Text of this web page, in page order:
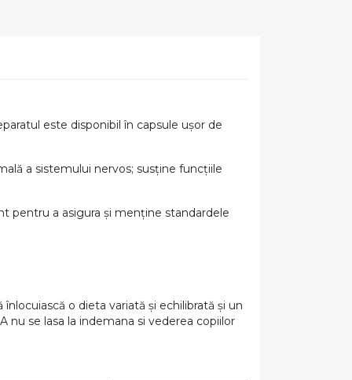
este disponibil în capsule ușor de
a sistemului nervos; susține funcțiile
pentru a asigura și menține standardele
o dieta variată și echilibrată și un
nu se lasa la indemana si vederea copiilor